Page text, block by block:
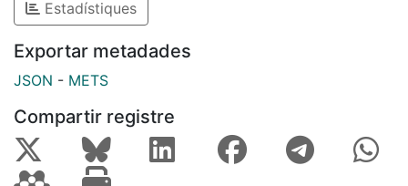
Estadístiques
Exportar metadades
JSON - METS
Compartir registre